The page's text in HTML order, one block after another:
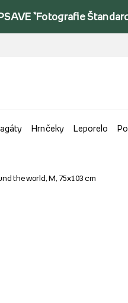
*Fotografie
Hrnčeky Leporelo
the world, M, 75x103 cm